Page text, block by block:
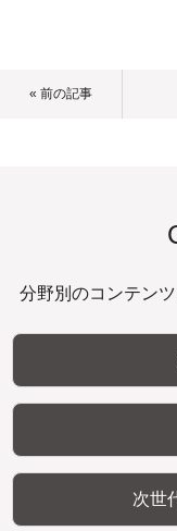
« 前の記事
分野別のコンテン
次世